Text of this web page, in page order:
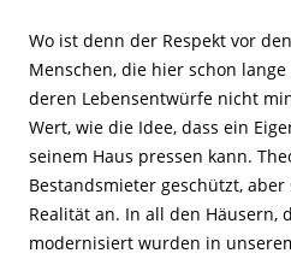
Wo ist denn der Respekt vor
Menschen, die hier schon
deren Lebensentwürfe nicht
Wert, wie die Idee, dass ein
seinem Haus pressen kann.
Bestandsmieter geschützt,
Realität an. In all den Häusern,
modernisiert wurden in